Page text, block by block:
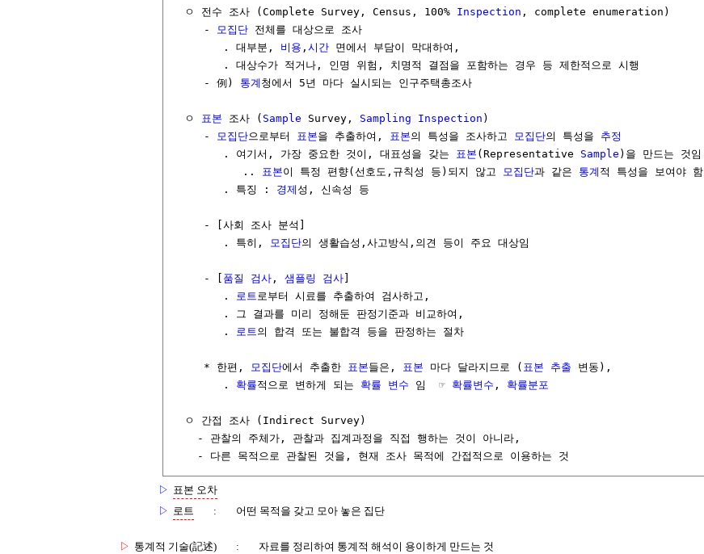
  ㅇ 전수 조사 (Complete Survey, Census, 100%
Inspection , complete enumeration)
     -
모집단 전체를 대상으로 조사
        . 대부분,
비용 , 시간 면에서 부담이 막대하여,
        . 대상수가 적거나, 인명 위험, 치명적 결점을 포함하는 경우 등 제한적으로 시행
     - 例)
통계 청에서 5년 마다 실시되는 인구주택총조사
  ㅇ
표본 조사 ( Sample Survey, Sampling Inspection )
     -
모집단으로부터 표본을 추출하여, 표본의 특성을 조사하고 모집단의 특성을 추정
        . 여기서, 가장 중요한 것이, 대표성을 갖는
표본 (Representative Sample )을 만드는 것임
           ..
표본이 특정 편향(선호도,규칙성 등)되지 않고 모집단과 같은 통계 적 특성을 보여야 함
        . 특징 :
경제 성, 신속성 등
     - [사회 조사 분석]
        . 특히,
모집단의 생활습성,사고방식,의견 등이 주요 대상임
     - [
품질 검사 , 샘플링 검사]
        .
로트 로부터 시료를 추출하여 검사하고,
        . 그 결과를 미리 정해둔 판정기준과 비교하여,
        .
로트 의 합격 또는 불합격 등을 판정하는 절차
     * 한편,
모집단에서 추출한 표본들은, 표본 마다 달라지므로 ( 표본 추출 변동),
        .
확률적으로 변하게 되는 확률 변수 임  ☞ 확률변수 , 확률분포
  ㅇ 간접 조사 (Indirect Survey)
    - 관찰의 주체가, 관찰과 집계과정을 직접 행하는 것이 아니라,
    - 다른 목적으로 관찰된 것을, 현재 조사 목적에 간접적으로 이용하는 것
▷ 표본 오차
▷ 로트 : 어떤 목적을 갖고 모아 놓은 집단
▷ 통계적 기술(記述) :
자료를 정리하여 통계적 해석이 용이하게 만드는 것